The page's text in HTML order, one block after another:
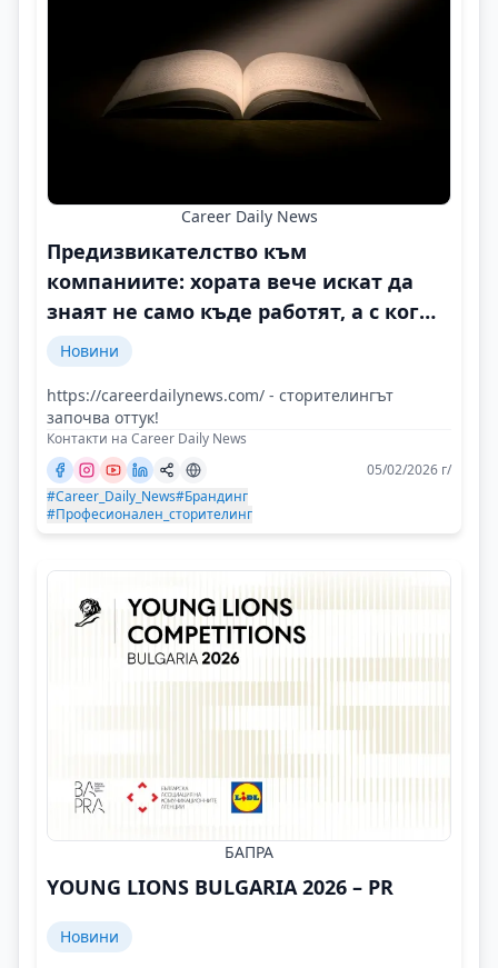
Career Daily News
Предизвикателство към
компаниите: хората вече искат да
знаят не само къде работят, а с кого
и защо
Новини
https://careerdailynews.com/ - сторителингът
започва оттук!
Контакти на Career Daily News
05/02/2026 г/
#Career_Daily_News#Брандинг
#Професионален_сторителинг
БАПРА
YOUNG LIONS BULGARIA 2026 – PR
Новини